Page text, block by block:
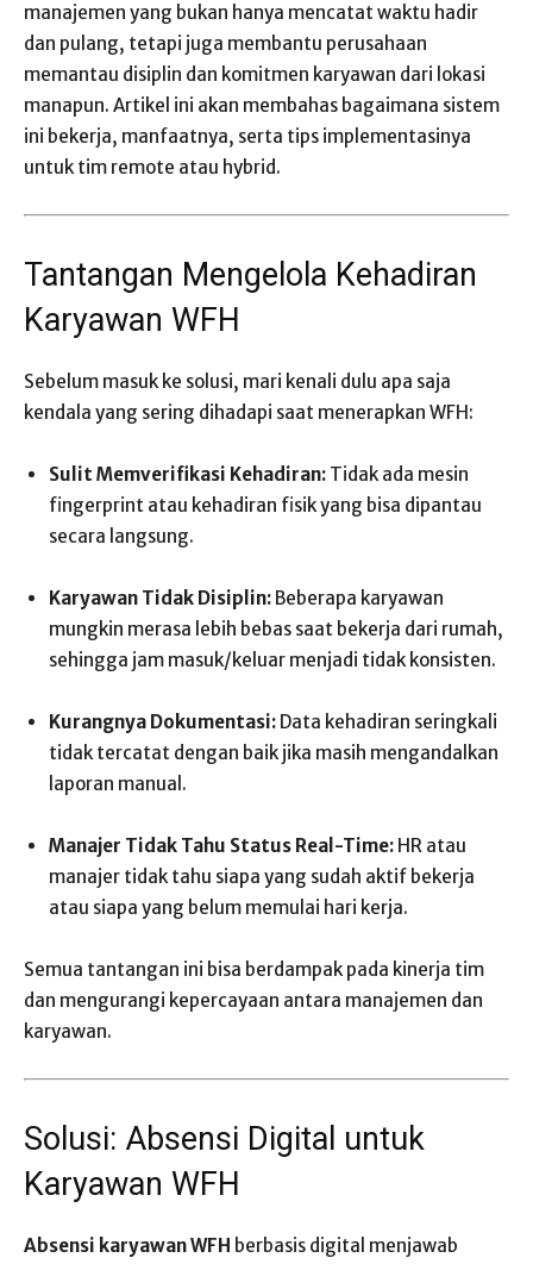
manajemen yang bukan hanya mencatat waktu hadir
dan pulang, tetapi juga membantu perusahaan
memantau disiplin dan komitmen karyawan dari lokasi
manapun. Artikel ini akan membahas bagaimana sistem
ini bekerja, manfaatnya, serta tips implementasinya
untuk tim remote atau hybrid.
Tantangan Mengelola Kehadiran
Karyawan WFH
Sebelum masuk ke solusi, mari kenali dulu apa saja
kendala yang sering dihadapi saat menerapkan WFH:
Sulit Memverifikasi Kehadiran: Tidak ada mesin
fingerprint atau kehadiran fisik yang bisa dipantau
secara langsung.
Karyawan Tidak Disiplin: Beberapa karyawan
mungkin merasa lebih bebas saat bekerja dari rumah,
sehingga jam masuk/keluar menjadi tidak konsisten.
Kurangnya Dokumentasi: Data kehadiran seringkali
tidak tercatat dengan baik jika masih mengandalkan
laporan manual.
Manajer Tidak Tahu Status Real-Time: HR atau
manajer tidak tahu siapa yang sudah aktif bekerja
atau siapa yang belum memulai hari kerja.
Semua tantangan ini bisa berdampak pada kinerja tim
dan mengurangi kepercayaan antara manajemen dan
karyawan.
Solusi: Absensi Digital untuk
Karyawan WFH
Absensi karyawan WFH berbasis digital menjawab